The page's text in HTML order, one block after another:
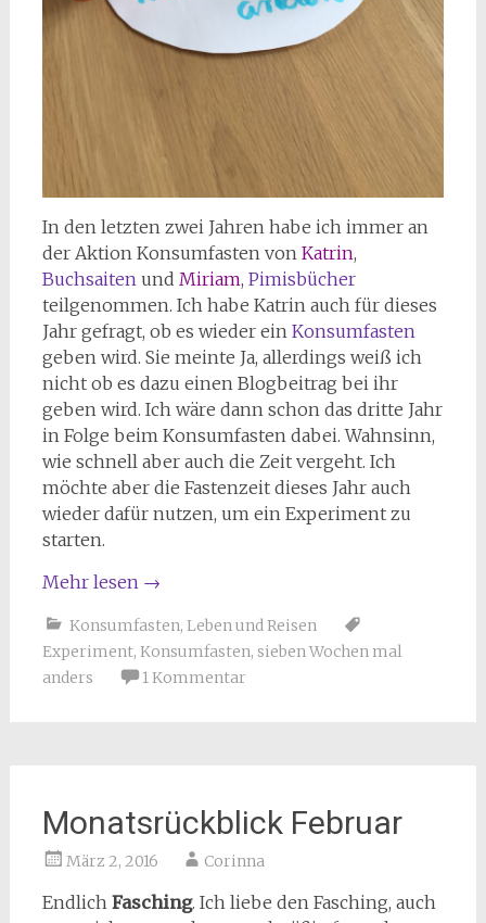
In den letzten zwei Jahren habe ich immer an
der Aktion Konsumfasten von Katrin,
Buchsaiten und Miriam, Pimisbücher
teilgenommen. Ich habe Katrin auch für dieses
Jahr gefragt, ob es wieder ein Konsumfasten
geben wird. Sie meinte Ja, allerdings weiß ich
nicht ob es dazu einen Blogbeitrag bei ihr
geben wird. Ich wäre dann schon das dritte Jahr
in Folge beim Konsumfasten dabei. Wahnsinn,
wie schnell aber auch die Zeit vergeht. Ich
möchte aber die Fastenzeit dieses Jahr auch
wieder dafür nutzen, um ein Experiment zu
starten.
Mehr lesen →
Konsumfasten, Leben und Reisen
Experiment, Konsumfasten, sieben Wochen mal
anders
1 Kommentar
Monatsrückblick Februar
März 2, 2016 Corinna
Endlich Fasching. Ich liebe den Fasching, auch